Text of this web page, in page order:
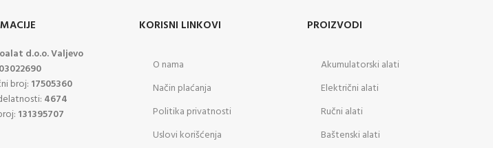
d.o.o. Valjevo
broj: 17505360
4674
131395707
KORISNI LINKOVI
O nama
Način plaćanja
Politika privatnosti
Uslovi korišćenja
PROIZVODI
Akumulatorski alati
Električni alati
Ručni alati
Baštenski alati